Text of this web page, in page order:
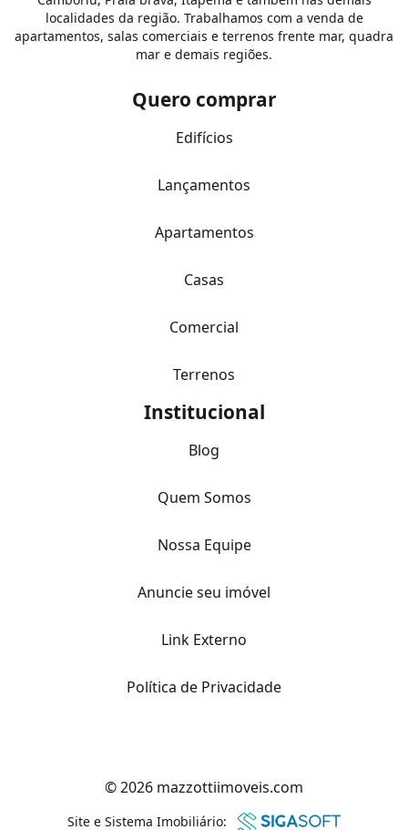
localidades da região. Trabalhamos com a venda de
apartamentos, salas comerciais e terrenos frente mar, quadra
mar e demais regiões.
Quero comprar
Edifícios
Lançamentos
Apartamentos
Casas
Comercial
Terrenos
Institucional
Blog
Quem Somos
Nossa Equipe
Anuncie seu imóvel
Link Externo
Política de Privacidade
© 2026 mazzottiimoveis.com
Site e Sistema Imobiliário: